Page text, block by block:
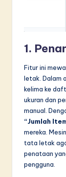
1.
Fitur ini
letak. Dalam
kelima ke
ukuran dan
manual.
“Jumlah
mereka.
tata letak
penataan
pengguna.